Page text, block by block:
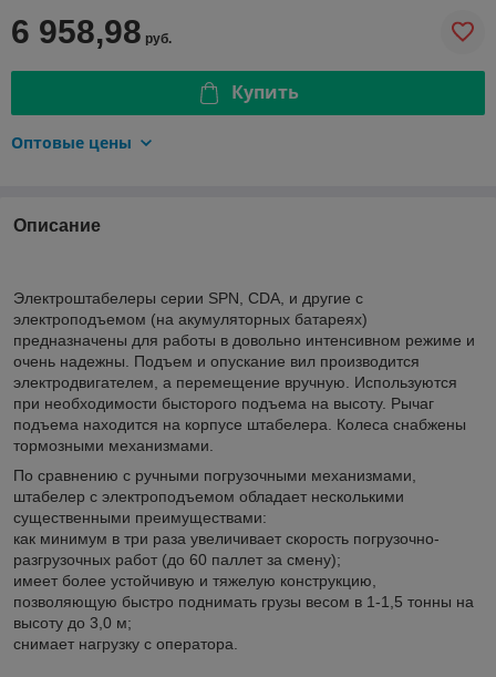
6 958,98 руб.
Купить
Оптовые цены
Описание
Электроштабелеры серии SPN, СDA, и другие с
электроподъемом (на акумуляторных батареях)
предназначены для работы в довольно интенсивном режиме и
очень надежны. Подъем и опускание вил производится
электродвигателем, а перемещение вручную. Используются
при необходимости бысторого подъема на высоту. Рычаг
подъема находится на корпусе штабелера. Колеса снабжены
тормозными механизмами.
По сравнению с ручными погрузочными механизмами,
штабелер с электроподъемом обладает несколькими
существенными преимуществами:
как минимум в три раза увеличивает скорость погрузочно-
разгрузочных работ (до 60 паллет за смену);
имеет более устойчивую и тяжелую конструкцию,
позволяющую быстро поднимать грузы весом в 1-1,5 тонны на
высоту до 3,0 м;
снимает нагрузку с оператора.